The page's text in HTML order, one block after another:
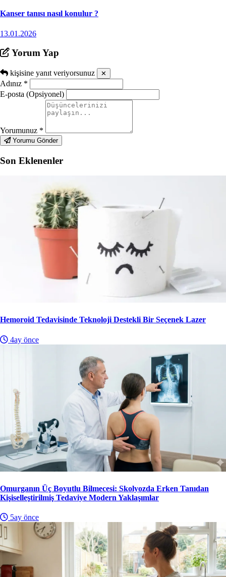
Kanser tanısı nasıl konulur ?
13.01.2026
Yorum Yap
kişisine yanıt veriyorsunuz ✕
Adınız *
E-posta (Opsiyonel)
Yorumunuz *
Yorumu Gönder
Son Eklenenler
Hemoroid Tedavisinde Teknoloji Destekli Bir Seçenek Lazer
4ay önce
Omurganın Üç Boyutlu Bilmecesi: Skolyozda Erken Tanıdan
Kişiselleştirilmiş Tedaviye Modern Yaklaşımlar
5ay önce